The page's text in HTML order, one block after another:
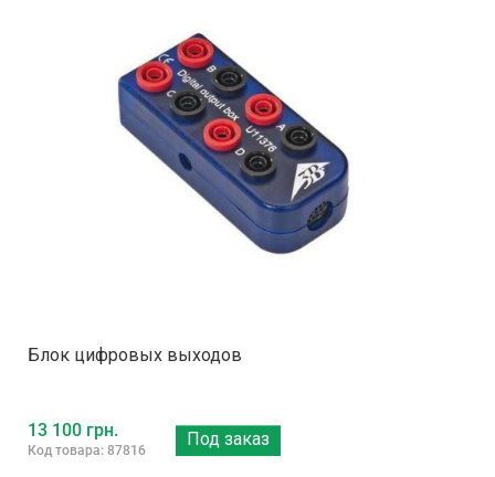
Блок цифровых выходов
13 100 грн.
Код товара: 87816
Под заказ